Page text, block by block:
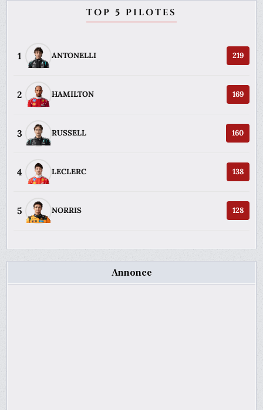
TOP 5 PILOTES
1 ANTONELLI 219
2 HAMILTON 169
3 RUSSELL 160
4 LECLERC 138
5 NORRIS 128
Annonce